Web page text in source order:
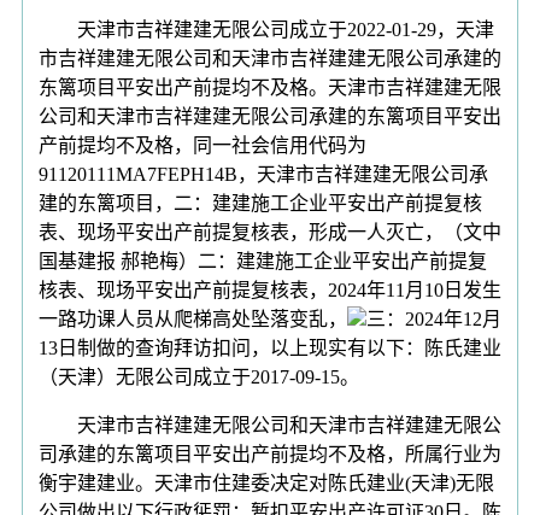
天津市吉祥建建无限公司成立于2022-01-29，天津
市吉祥建建无限公司和天津市吉祥建建无限公司承建的
东篱项目平安出产前提均不及格。天津市吉祥建建无限
公司和天津市吉祥建建无限公司承建的东篱项目平安出
产前提均不及格，同一社会信用代码为
91120111MA7FEPH14B，天津市吉祥建建无限公司承
建的东篱项目，二：建建施工企业平安出产前提复核
表、现场平安出产前提复核表，形成一人灭亡，（文中
国基建报 郝艳梅）二：建建施工企业平安出产前提复
核表、现场平安出产前提复核表，2024年11月10日发生
一路功课人员从爬梯高处坠落变乱，
三：2024年12月
13日制做的查询拜访扣问，以上现实有以下：陈氏建业
（天津）无限公司成立于2017-09-15。
天津市吉祥建建无限公司和天津市吉祥建建无限公
司承建的东篱项目平安出产前提均不及格，所属行业为
衡宇建建业。天津市住建委决定对陈氏建业(天津)无限